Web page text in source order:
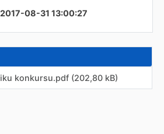
2017-08-31 13:00:27
konkursu.pdf (202,80 kB)